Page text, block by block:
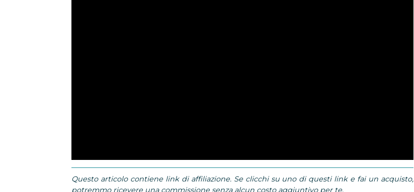
Questo articolo contiene link di affiliazione. Se clicchi su uno di questi link e fai un acquisto,
potremmo ricevere una commissione senza alcun costo aggiuntivo per te.